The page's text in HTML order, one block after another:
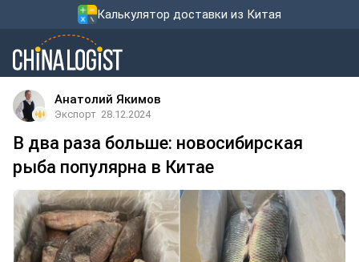
Калькулятор доставки из Китая
Анатолий Якимов
Экспорт 28.12.2024
В два раза больше: новосибирская
рыба популярна в Китае